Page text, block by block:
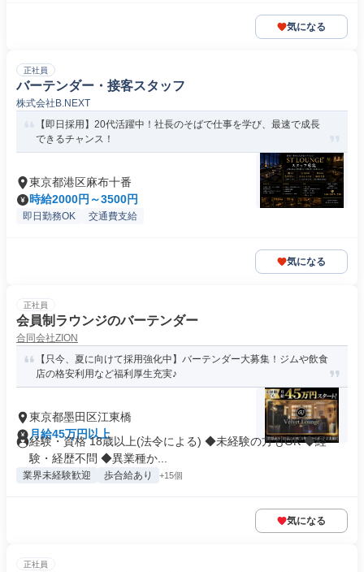
気になる
正社員
バーテンダー・接客スタッフ
株式会社B.NEXT
【即日採用】20代活躍中！社長のそばで仕事を学び、最速で成長
できるチャンス！
東京都港区麻布十番
時給2000円～3500円
即日勤務OK 交通費支給
気になる
正社員
会員制ラウンジのバーテンダー
合同会社ZION
【只今、夏に向けて採用強化中】バーテンダー大募集！ジムや飲食
店の格安利用など福利厚生充実♪
東京都墨田区江東橋
月給45万円以上
経験・資格 18歳以上(法令による) ◆未経験の方もOK ◆経
験・経歴不問 ◆異業種か...
業界未経験歓迎 歩合給あり +15個
気になる
正社員